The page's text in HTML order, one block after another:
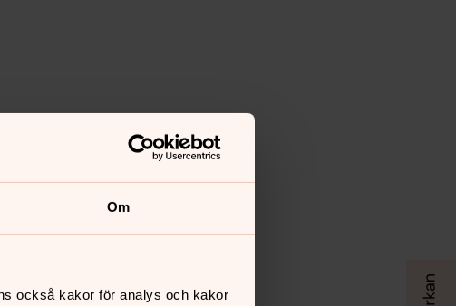
Om
också kakor för analys och kakor